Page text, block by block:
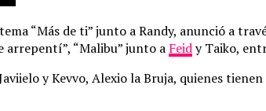
“Más de ti” junto a Randy, anunció a
arrepentí”, “Malibu” junto a Feidy Taiko,
y Kevvo, Alexio la Bruja, quienes